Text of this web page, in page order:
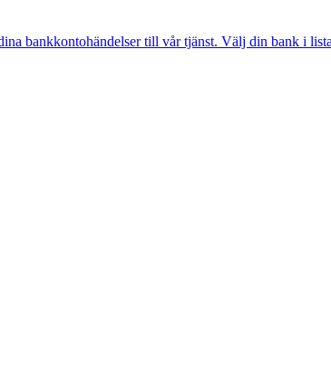
bankkontohändelser till vår tjänst. Välj din bank i